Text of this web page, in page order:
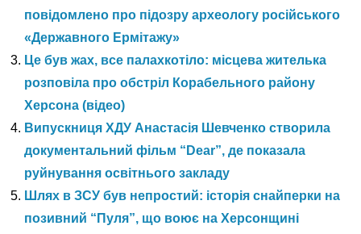
повідомлено про підозру археологу російського
«Державного Ермітажу»
Це був жах, все палахкотіло: місцева жителька
розповіла про обстріл Корабельного району
Херсона (відео)
Випускниця ХДУ Анастасія Шевченко створила
документальний фільм “Dear”, де показала
руйнування освітнього закладу
Шлях в ЗСУ був непростий: історія снайперки на
позивний “Пуля”, що воює на Херсонщині